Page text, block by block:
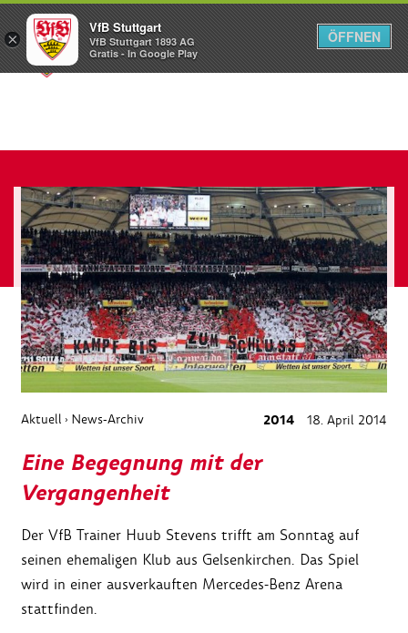
Menü
Aktuell › News-Archiv 2014 18. April 2014
Eine Begegnung mit der
Vergangenheit
Der VfB Trainer Huub Stevens trifft am Sonntag auf
seinen ehemaligen Klub aus Gelsenkirchen. Das Spiel
wird in einer ausverkauften Mercedes-Benz Arena
stattfinden.
×
VfB Stuttgart
VfB Stuttgart 1893 AG
Gratis - In Google Play
ÖFFNEN